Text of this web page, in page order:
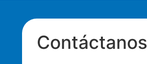
Contáctanos